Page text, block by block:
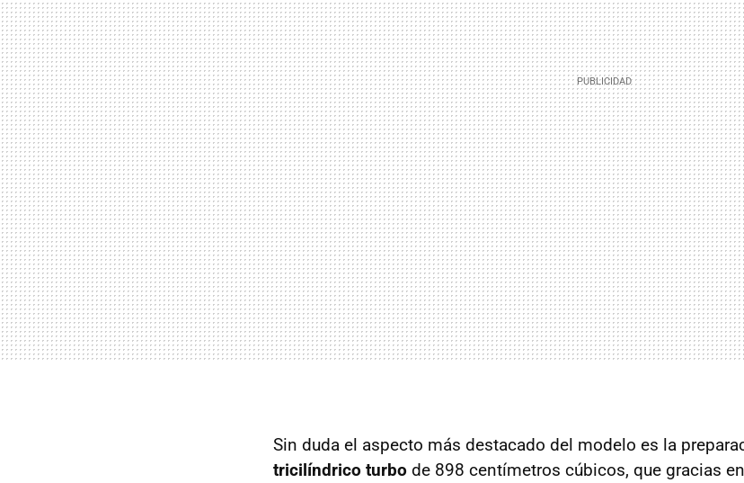
Sin duda el aspecto más destacado del modelo es la
tricilíndrico turbo de 898 centímetros cúbicos, que gracias